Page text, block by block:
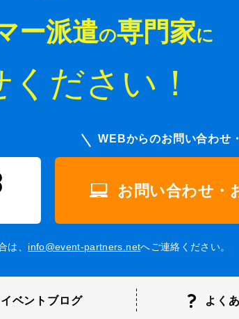
ー派遣の専門家に
ださい！
WEBからのお問い合わせ
お問い合わせ・
は、 info@event-partners.netへご連絡ください。
イベントブログ よく